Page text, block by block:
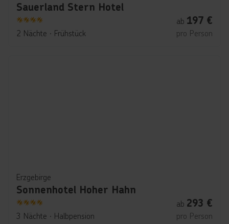
Sauerland Stern Hotel
4
2 Nächte ∙ Frühstück
ab 197 €
pro Person
Erzgebirge
Sonnenhotel Hoher Hahn
4
3 Nächte ∙ Halbpension
ab 293 €
pro Person